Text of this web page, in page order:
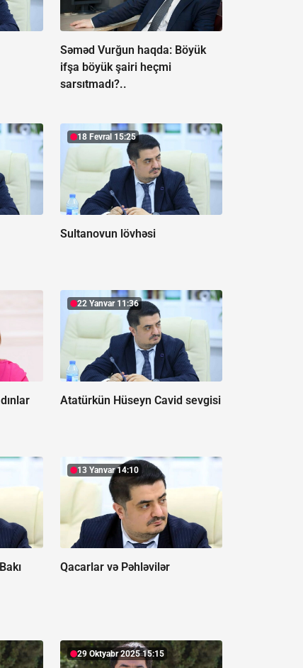
Səməd Vurğun haqda: Böyük
ifşa böyük şairi heçmi
sarsıtmadı?..
18 Fevral 15:25
Sultanovun lövhəsi
22 Yanvar 11:36
Atatürkün Hüseyn Cavid sevgisi
13 Yanvar 14:10
Qacarlar və Pəhləvilər
29 Oktyabr 2025 15:15